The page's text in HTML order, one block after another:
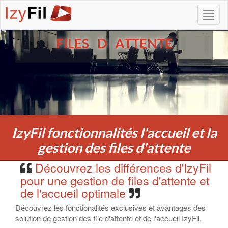
FILES D ATTENTE
IzyFil fonctionnalités l'accueil et la
gestion des files d'attente
Découvrez les différences d'IzyFil
pour une gestion de files d'attente et
de l'accueil optimale
Découvrez les fonctionalités exclusives et avantages des
solution de gestion des file d'attente et de l'accueil IzyFil.